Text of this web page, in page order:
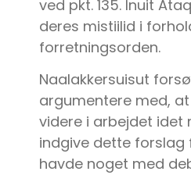
ved pkt. 135. Inuit
deres mistiilid i
forretningsorden.
Naalakkersuisut
argumentere med,
videre i arbejdet idet
indgive dette forslag
havde noget med